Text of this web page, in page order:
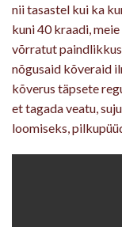
nii tasastel kui ka
kuni 40 kraadi,
võrratut
nõgusaid kõveraid
kõverus täpsete
et tagada veatu,
loomiseks,